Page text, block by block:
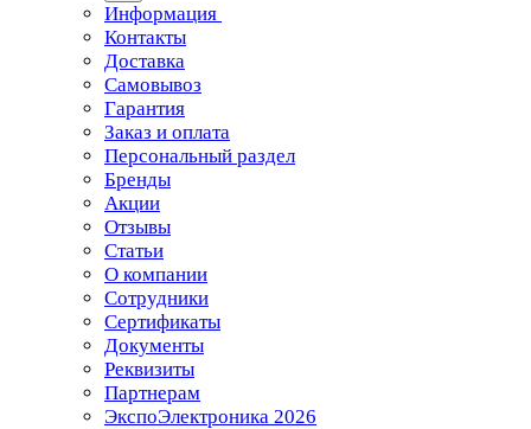
Информация
Контакты
Доставка
Самовывоз
Гарантия
Заказ и оплата
Персональный раздел
Бренды
Акции
Отзывы
Статьи
О компании
Сотрудники
Сертификаты
Документы
Реквизиты
Партнерам
ЭкспоЭлектроника 2026